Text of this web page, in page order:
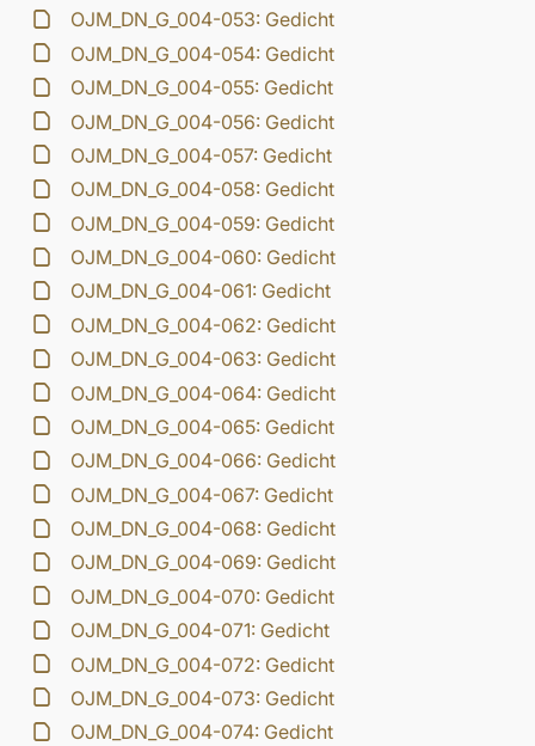
OJM_DN_G_004-053: Gedicht
OJM_DN_G_004-054: Gedicht
OJM_DN_G_004-055: Gedicht
OJM_DN_G_004-056: Gedicht
OJM_DN_G_004-057: Gedicht
OJM_DN_G_004-058: Gedicht
OJM_DN_G_004-059: Gedicht
OJM_DN_G_004-060: Gedicht
OJM_DN_G_004-061: Gedicht
OJM_DN_G_004-062: Gedicht
OJM_DN_G_004-063: Gedicht
OJM_DN_G_004-064: Gedicht
OJM_DN_G_004-065: Gedicht
OJM_DN_G_004-066: Gedicht
OJM_DN_G_004-067: Gedicht
OJM_DN_G_004-068: Gedicht
OJM_DN_G_004-069: Gedicht
OJM_DN_G_004-070: Gedicht
OJM_DN_G_004-071: Gedicht
OJM_DN_G_004-072: Gedicht
OJM_DN_G_004-073: Gedicht
OJM_DN_G_004-074: Gedicht